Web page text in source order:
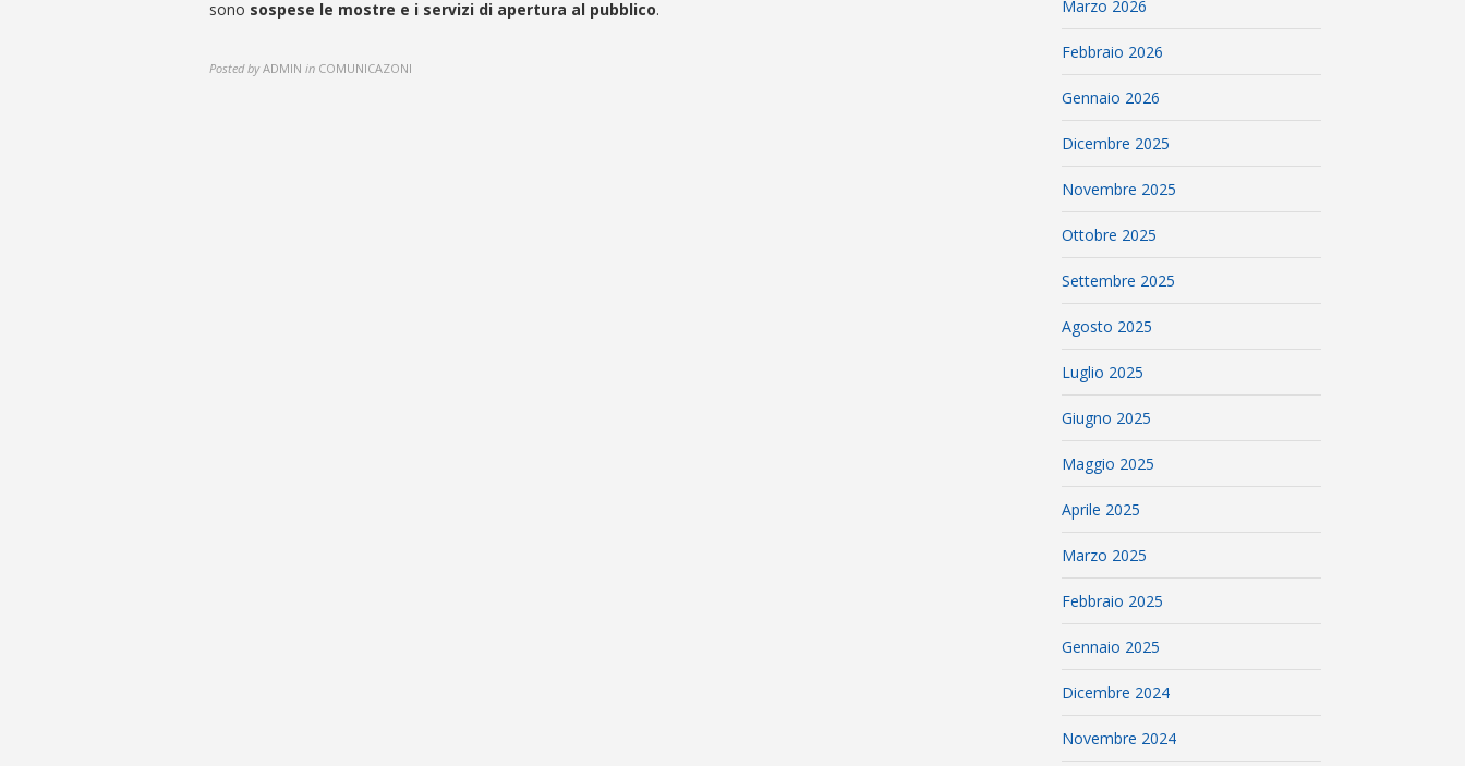
sono sospese le mostre e i servizi di apertura al pubblico.
Posted by ADMIN in COMUNICAZONI
Marzo 2026
Febbraio 2026
Gennaio 2026
Dicembre 2025
Novembre 2025
Ottobre 2025
Settembre 2025
Agosto 2025
Luglio 2025
Giugno 2025
Maggio 2025
Aprile 2025
Marzo 2025
Febbraio 2025
Gennaio 2025
Dicembre 2024
Novembre 2024